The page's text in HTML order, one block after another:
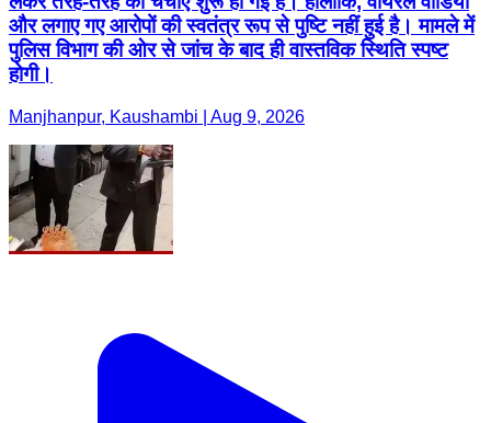
और लगाए गए आरोपों की स्वतंत्र रूप से पुष्टि नहीं हुई है। मामले में
पुलिस विभाग की ओर से जांच के बाद ही वास्तविक स्थिति स्पष्ट
होगी।
Manjhanpur, Kaushambi | Aug 9, 2026